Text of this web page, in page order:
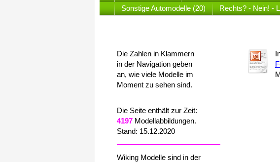
Sonstige Automodelle (20)
Rechts? - Nein! -
Die Zahlen in Klammern
in der Navigation geben
an, wie viele Modelle im
Moment zu sehen sind.
Die Seite enthält zur Zeit:
4197 Modellabbildungen.
Stand: 15.12.2020
Wiking Modelle sind in der